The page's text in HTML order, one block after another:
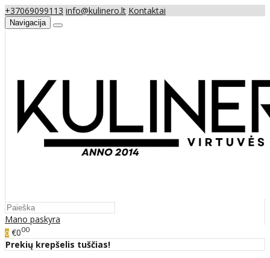
+37069099113 info@kulinero.lt Kontaktai
Navigacija
Mano paskyra
0 €000
Prekių krepšelis tuščias!